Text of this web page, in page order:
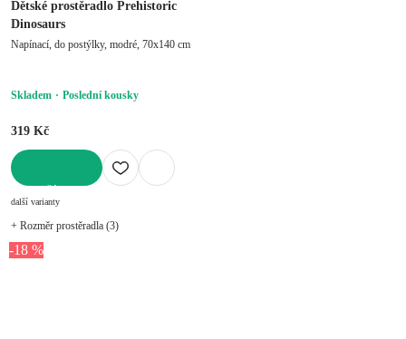
Dětské prostěradlo Prehistoric
Dinosaurs
Napínací, do postýlky, modré, 70x140 cm
Skladem Poslední kousky
319 Kč
další varianty
+ Rozměr prostěradla (3)
-18 %